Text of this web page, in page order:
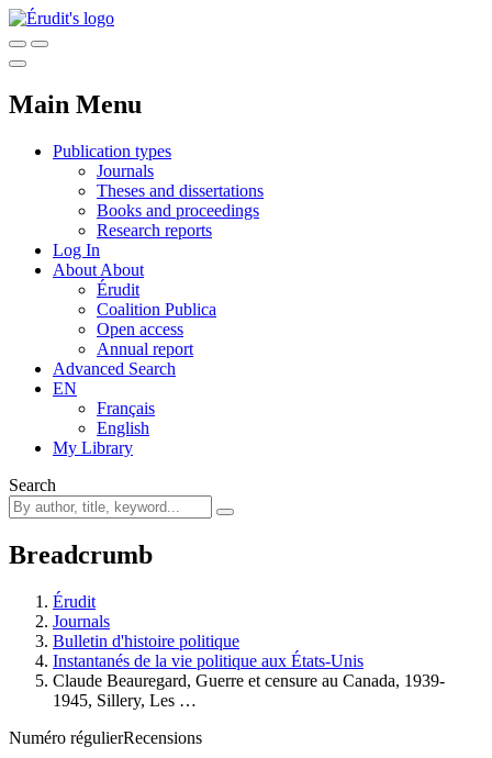
Main Menu
Publication types
Journals
Theses and dissertations
Books and proceedings
Research reports
Log In
About About
Érudit
Coalition Publica
Open access
Annual report
Advanced Search
EN
Français
English
My Library
Search
Breadcrumb
Érudit
Journals
Bulletin d'histoire politique
Instantanés de la vie politique aux États-Unis
Claude Beauregard, Guerre et censure au Canada, 1939-
1945, Sillery, Les …
Numéro régulierRecensions